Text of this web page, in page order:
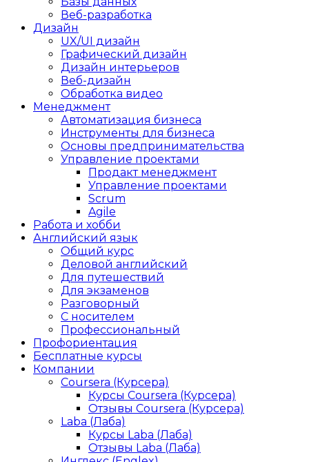
Веб-разработка
Дизайн
UX/UI дизайн
Графический дизайн
Дизайн интерьеров
Веб-дизайн
Обработка видео
Менеджмент
Автоматизация бизнеса
Инструменты для бизнеса
Основы предпринимательства
Управление проектами
Продакт менеджмент
Управление проектами
Scrum
Agile
Работа и хобби
Английский язык
Общий курс
Деловой английский
Для путешествий
Для экзаменов
Разговорный
С носителем
Профессиональный
Профориентация
Бесплатные курсы
Компании
Coursera (Курсера)
Курсы Coursera (Курсера)
Отзывы Coursera (Курсера)
Laba (Лаба)
Курсы Laba (Лаба)
Отзывы Laba (Лаба)